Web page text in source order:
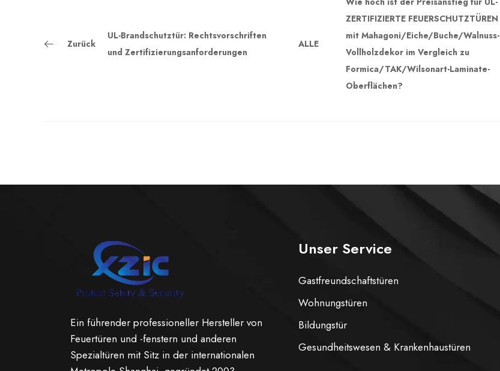
Zurück
UL-Brandschutztür: Rechtsvorschriften
und Zertifizierungsanforderungen
ALLE
ZERTIFIZIERTE FEUERSCHUTZTÜREN
mit Mahagoni/Eiche/Buche/Walnuss-
Vollholzdekor im Vergleich zu
Formica/TAK/Wilsonart-Laminate-
Oberflächen?
Ein führender professioneller Hersteller von
Feuertüren und -fenstern und anderen
Spezialtüren mit Sitz in der internationalen
Unser Service
Gastfreundschaftstüren
Wohnungstüren
Bildungstür
Gesundheitswesen & Krankenhaustüren